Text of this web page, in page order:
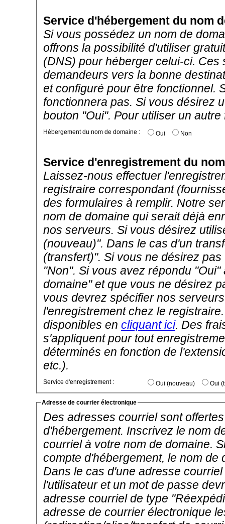
Service d'hébergement du nom
Si vous possédez un nom de
offrons la possibilité d'utiliser
(DNS) pour héberger celui-ci.
demandeurs vers la bonne
et configuré pour être fonctionnel.
fonctionnera pas. Si vous désirez
bouton "Oui". Pour utiliser un
Hébergement du nom de domaine : Non
Service d'enregistrement du
Laissez-nous effectuer
registraire correspondant
des formulaires à remplir. Notre
nom de domaine qui serait déjà
nos serveurs. Si vous désirez
(nouveau)". Dans le cas d'un
(transfert)". Si vous ne désirez
"Non". Si vous avez répondu
domaine" et que vous ne désirez
vous devrez spécifier nos
l'enregistrement chez le
disponibles en cliquant ici. Des
s'appliquent pour tout
déterminés en fonction de
etc.).
Service d'enregistrement :
Adresse de courrier électronique
Des adresses courriel sont
d'hébergement. Inscrivez le nom
courriel à votre nom de domaine.
compte d'hébergement, le nom de
Dans le cas d'une adresse
l'utilisateur et un mot de passe
adresse courriel de type
adresse de courrier électronique